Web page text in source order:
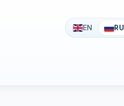
EN RU